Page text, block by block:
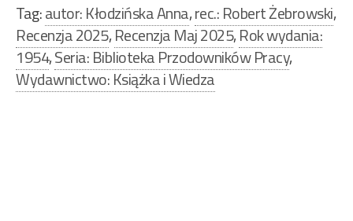
Tag:autor: Kłodzińska Anna,rec.: Robert Żebrowski,
Recenzja 2025,Recenzja Maj 2025,Rok wydania:
1954,Seria: Biblioteka Przodowników Pracy,
Wydawnictwo: Książka i Wiedza